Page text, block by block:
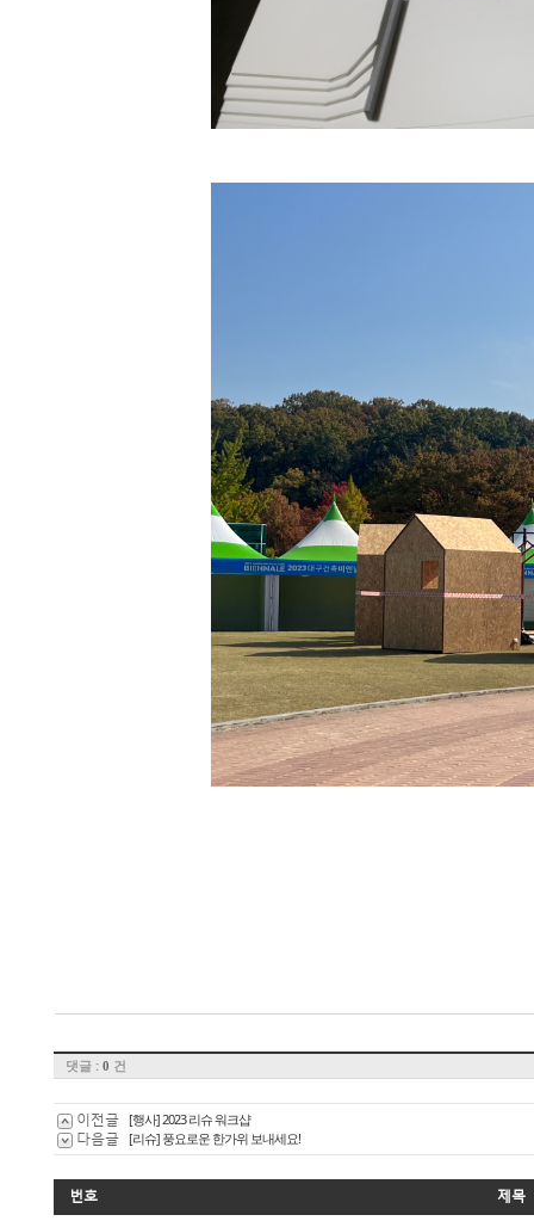
댓글 : 0 건
이전글 [행사] 2023 리슈 워크샵
다음글 [리슈] 풍요로운 한가위 보내세요!
번호 제목